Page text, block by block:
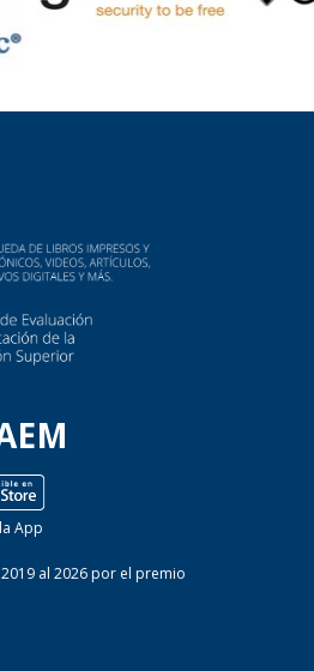
App
al 2026 por el premio